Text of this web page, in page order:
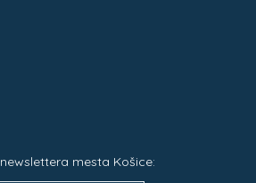
mesta Košice: